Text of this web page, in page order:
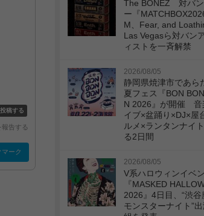
稿する
告する
マーク
The BONEZ 対バ
ー『
M、Fear, and
Las Vegasら対バン
ィストを一斉解禁
2026/08/05
静岡県焼津市であら
夏フェス『BON
N 2026』が開催 音
イブ×盆踊り×DJ×屋
ルメ×ランタンナイ
る2日間
2026/08/05
V系ハロウィンイベ
『MASKED
2026』4日目、“渋谷
モンスターナイト”